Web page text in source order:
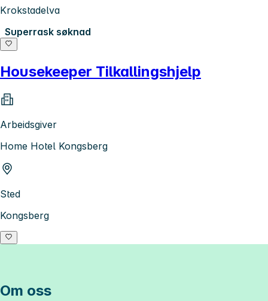
Krokstadelva
Superrask søknad
Housekeeper Tilkallingshjelp
Arbeidsgiver
Home Hotel Kongsberg
Sted
Kongsberg
Om oss